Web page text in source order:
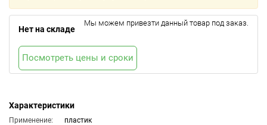
Характеристики
Применение:
пластик
Нет на складе
Мы можем привезти данный товар под заказ.
Посмотреть цены и сроки